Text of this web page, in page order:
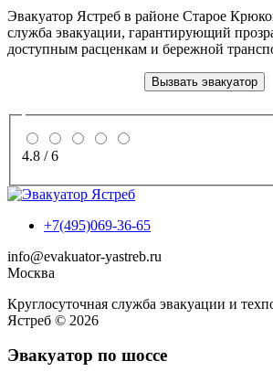
Эвакуатор Ястреб в районе Старое
служба эвакуации, гарантирующий
доступным расценкам и бережной
Вызвать эвакуатор
4.8 /6
+7(495)069-36-65
info@evakuator-yastreb.ru
Москва
Круглосуточная служба эвакуации и
Ястреб © 2026
Эвакуатор по шоссе